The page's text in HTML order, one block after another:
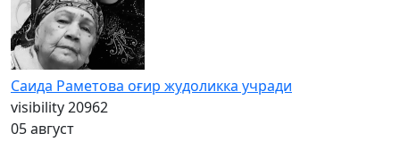
Саида Раметова оғир жудоликка учради
visibility20962
05 август